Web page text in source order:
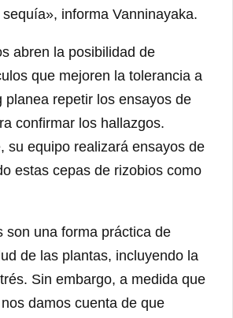
informa Vanninayaka.
abren la posibilidad de
que mejoren la tolerancia a
planea repetir los ensayos de
confirmar los hallazgos.
su equipo realizará ensayos de
estas cepas de rizobios como
son una forma práctica de
de las plantas, incluyendo la
Sin embargo, a medida que
damos cuenta de que